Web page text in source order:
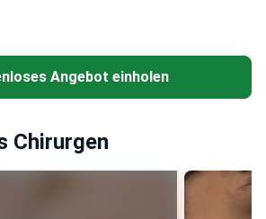
Angebot einholen
Chirurgen